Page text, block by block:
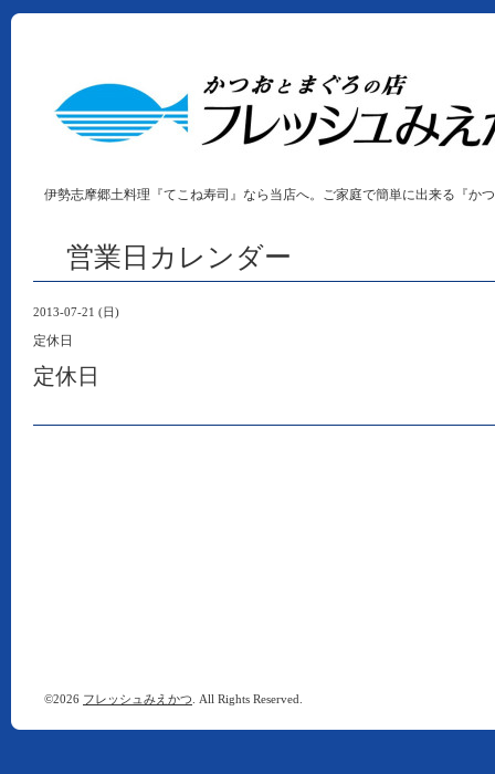
伊勢志摩郷土料理『てこね寿司』なら当店へ。ご家庭で簡単に出来る『か
営業日カレンダー
2013-07-21 (日)
定休日
定休日
©2026 フレッシュみえかつ . All Rights Reserved.